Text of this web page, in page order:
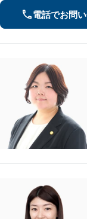
電話でお問